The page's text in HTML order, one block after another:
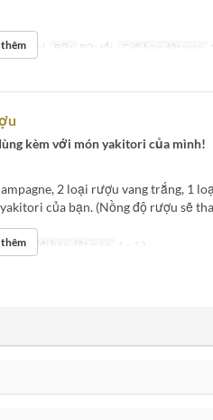
CN, Hol Bữa Bữa tối Giới hạn dặt món
kèm với món yakitori của mình!
2 loại rượu vang trắng, 1
của bạn. (Nồng độ rượu sẽ
tối Giới hạn dặt món 1 ~ 13